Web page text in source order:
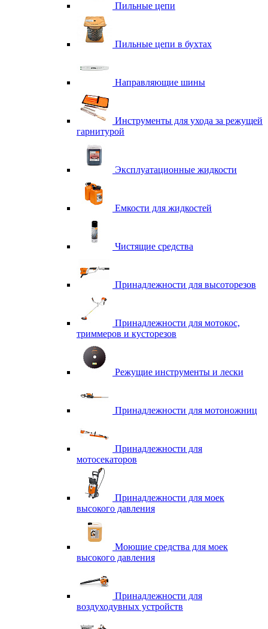
Пильные цепи
Пильные цепи в бухтах
Направляющие шины
Инструменты для ухода за режущей
гарнитурой
Эксплуатационные жидкости
Емкости для жидкостей
Чистящие средства
Принадлежности для высоторезов
Принадлежности для мотокос,
триммеров и кусторезов
Режущие инструменты и лески
Принадлежности для мотоножниц
Принадлежности для
мотосекаторов
Принадлежности для моек
высокого давления
Моющие средства для моек
высокого давления
Принадлежности для
воздуходувных устройств